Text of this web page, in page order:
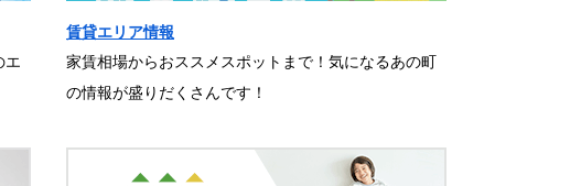
エ
賃貸エリア情報
家賃相場からおススメスポットまで！気になるあの町
の情報が盛りだくさんです！